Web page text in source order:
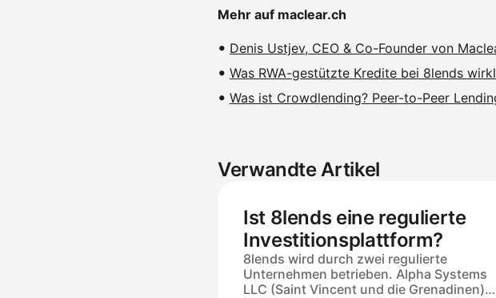
Mehr auf maclear.ch
Denis Ustjev, CEO & Co-Founder von
Was RWA-gestützte Kredite bei 8lends
Was ist Crowdlending? Peer-to-Peer
Verwandte Artikel
Ist 8lends eine regulierte
Investitionsplattform?
8lends wird durch zwei regulierte
Unternehmen betrieben. Alpha Systems
LLC (Saint Vincent und die Grenadinen)